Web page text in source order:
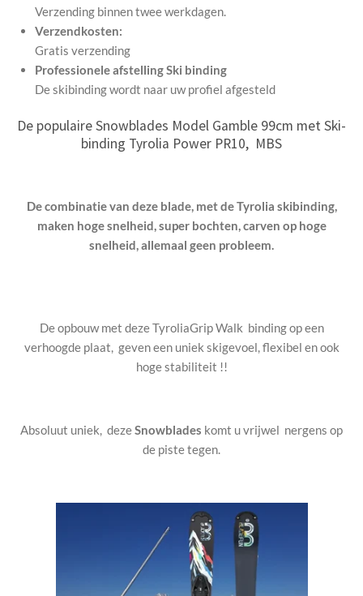
Verzending binnen twee werkdagen.
Verzendkosten:
Gratis verzending
Professionele afstelling Ski binding
De skibinding wordt naar uw profiel afgesteld
De populaire Snowblades Model Gamble 99cm met Ski-
binding Tyrolia Power PR10, MBS
De combinatie van deze blade, met de Tyrolia skibinding,
maken hoge snelheid, super bochten, carven op hoge
snelheid, allemaal geen probleem.
De opbouw met deze TyroliaGrip Walk binding op een
verhoogde plaat, geven een uniek skigevoel, flexibel en ook
hoge stabiliteit !!
Absoluut uniek, dezeSnowblades komt u vrijwel nergens op
de piste tegen.